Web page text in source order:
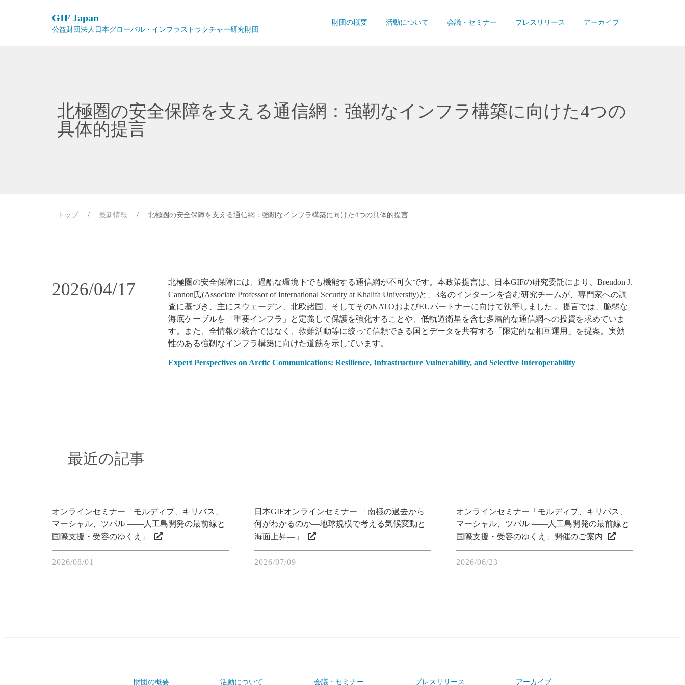
GIF Japan
公益財団法人日本グローバル・インフラストラクチャー研究財団
財団の概要 活動について 会議・セミナー プレスリリース アーカイブ
北極圏の安全保障を支える通信網：強靭なインフラ構築に向けた4つの
具体的提言
トップ / 最新情報 / 北極圏の安全保障を支える通信網：強靭なインフラ構築に向けた4つの具体的提言
2026/04/17
北極圏の安全保障には、過酷な環境下でも機能する通信網が不可欠です。本政策提言は、日本GIFの研究委託により、Brendon J.
Cannon氏(Associate Professor of International Security at Khalifa University)と、3名のインターンを含む研究チームが、専門家への調
査に基づき、主にスウェーデン、北欧諸国、そしてそのNATOおよびEUパートナーに向けて執筆しました 。提言では、脆弱な
海底ケーブルを「重要インフラ」と定義して保護を強化することや、低軌道衛星を含む多層的な通信網への投資を求めていま
す。また、全情報の統合ではなく、救難活動等に絞って信頼できる国とデータを共有する「限定的な相互運用」を提案。実効
性のある強靭なインフラ構築に向けた道筋を示しています。
Expert Perspectives on Arctic Communications: Resilience, Infrastructure Vulnerability, and Selective Interoperability
最近の記事
オンラインセミナー「モルディブ、キリバス、
マーシャル、ツバル ――人工島開発の最前線と
国際支援・受容のゆくえ」
2026/08/01
日本GIFオンラインセミナー 「南極の過去から
何がわかるのか―地球規模で考える気候変動と
海面上昇―」
2026/07/09
オンラインセミナー「モルディブ、キリバス、
マーシャル、ツバル ――人工島開発の最前線と
国際支援・受容のゆくえ」開催のご案内
2026/06/23
財団の概要 活動について 会議・セミナー プレスリリース アーカイブ